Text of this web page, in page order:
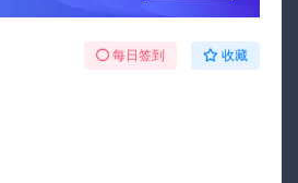
每日签到 收藏